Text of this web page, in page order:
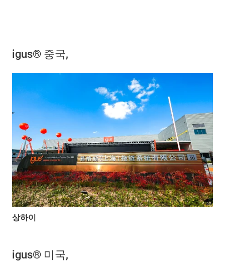
igus® 중국,
상하이
igus® 미국,